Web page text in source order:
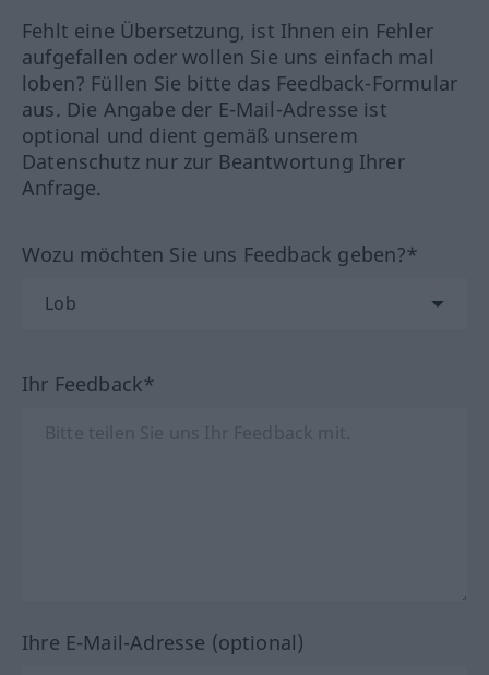
Fehlt eine Übersetzung, ist Ihnen ein Fehler
aufgefallen oder wollen Sie uns einfach mal
loben? Füllen Sie bitte das Feedback-Formular
aus. Die Angabe der E-Mail-Adresse ist
optional und dient gemäß unserem
Datenschutz nur zur Beantwortung Ihrer
Anfrage.
Wozu möchten Sie uns Feedback geben?*
Ihr Feedback*
Ihre E-Mail-Adresse (optional)